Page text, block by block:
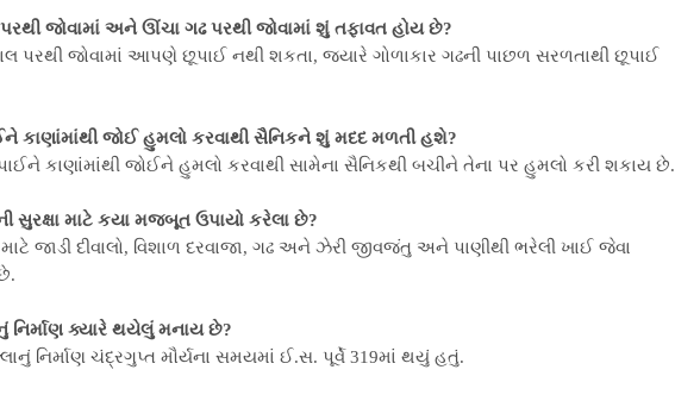
પરથી જોવામાં અને ઊંચા ગઢ પરથી જોવામાં શું તફાવત હોય છે?
પરથી જોવામાં આપણે છૂપાઈ નથી શકતા, જયારે ગોળાકાર ગઢની પાછળ સરળતાથી છૂપાઈ
કાણાંમાંથી જોઈ હુમલો કરવાથી સૈનિકને શું મદદ મળતી હશે?
કાણાંમાંથી જોઈને હુમલો કરવાથી સામેના સૈનિકથી બચીને તેના પર હુમલો કરી શકાય છે.
સુરક્ષા માટે કયા મજબૂત ઉપાયો કરેલા છે?
માટે જાડી દીવાલો, વિશાળ દરવાજા, ગઢ અને ઝેરી જીવજંતુ અને પાણીથી ભરેલી ખાઈ જેવા
નિર્માણ ક્યારે થયેલું મનાય છે?
નિર્માણ ચંદ્રગુપ્ત મૌર્યના સમયમાં ઈ.સ. પૂર્વે 319માં થયું હતું.